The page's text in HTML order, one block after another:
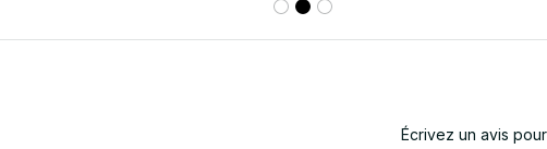
Écrivez un avis